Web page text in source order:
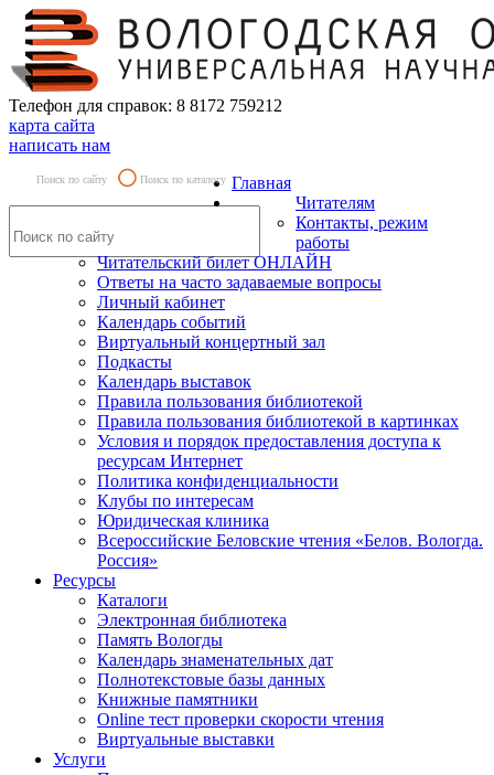
Телефон для справок: 8 8172 759212
карта сайта
написать нам
Поиск по сайту Поиск по каталогу Главная
Читателям
Контакты, режим
работы
Читательский билет ОНЛАЙН
Ответы на часто задаваемые вопросы
Личный кабинет
Календарь событий
Виртуальный концертный зал
Подкасты
Календарь выставок
Правила пользования библиотекой
Правила пользования библиотекой в картинках
Условия и порядок предоставления доступа к
ресурсам Интернет
Политика конфиденциальности
Клубы по интересам
Юридическая клиника
Всероссийские Беловские чтения «Белов. Вологда.
Россия»
Ресурсы
Каталоги
Электронная библиотека
Память Вологды
Календарь знаменательных дат
Полнотекстовые базы данных
Книжные памятники
Online тест проверки скорости чтения
Виртуальные выставки
Услуги